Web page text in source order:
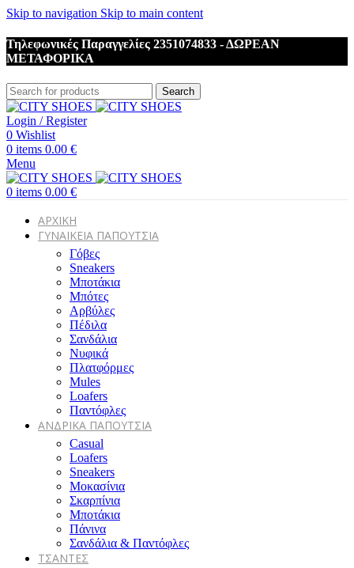
Skip to navigation Skip to main content
Τηλεφωνικές Παραγγελίες 2351074833 - ΔΩΡΕΑΝ
ΜΕΤΑΦΟΡΙΚΑ
Search
Login / Register
0 Wishlist
0 items 0.00 €
Menu
0 items 0.00 €
ΑΡΧΙΚΗ
ΓΥΝΑΙΚΕΙΑ ΠΑΠΟΥΤΣΙΑ
Γόβες
Sneakers
Μποτάκια
Μπότες
Αρβύλες
Πέδιλα
Σανδάλια
Νυφικά
Πλατφόρμες
Mules
Loafers
Παντόφλες
ΑΝΔΡΙΚΑ ΠΑΠΟΥΤΣΙΑ
Casual
Loafers
Sneakers
Μοκασίνια
Σκαρπίνια
Μποτάκια
Πάνινα
Σανδάλια & Παντόφλες
ΤΣΑΝΤΕΣ